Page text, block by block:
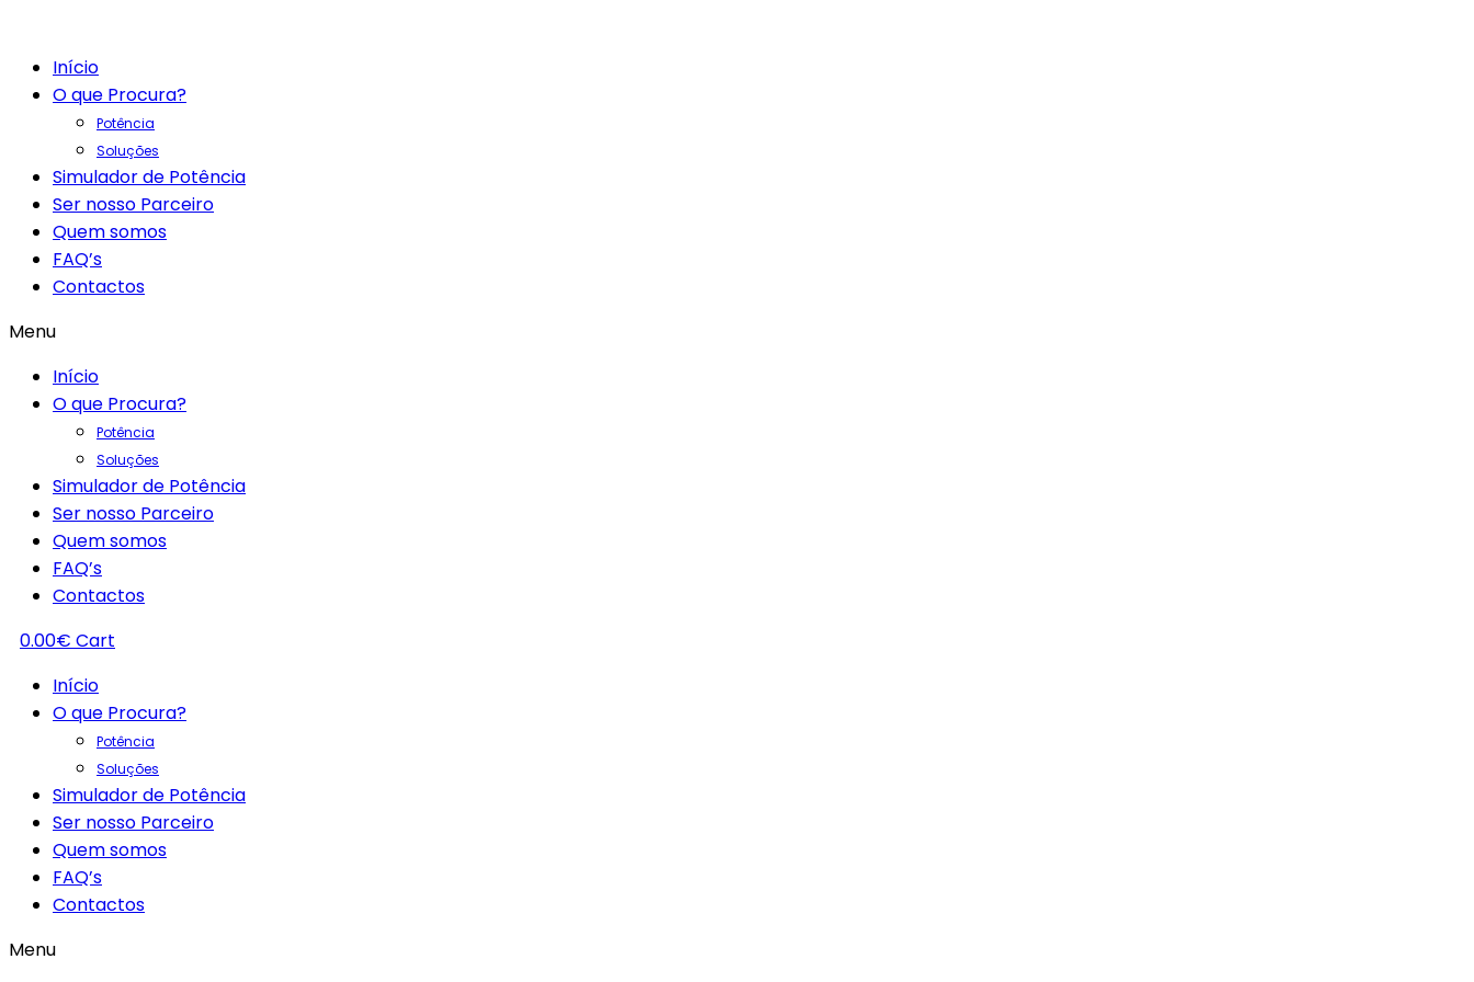
Início
O que Procura?
Potência
Soluções
Simulador de Potência
Ser nosso Parceiro
Quem somos
FAQ’s
Contactos
Menu
Início
O que Procura?
Potência
Soluções
Simulador de Potência
Ser nosso Parceiro
Quem somos
FAQ’s
Contactos
0.00€ Cart
Início
O que Procura?
Potência
Soluções
Simulador de Potência
Ser nosso Parceiro
Quem somos
FAQ’s
Contactos
Menu